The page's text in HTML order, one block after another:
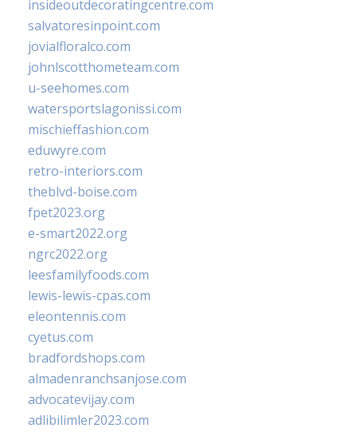
insideoutdecoratingcentre.com
salvatoresinpoint.com
jovialfloralco.com
johnlscotthometeam.com
u-seehomes.com
watersportslagonissi.com
mischieffashion.com
eduwyre.com
retro-interiors.com
theblvd-boise.com
fpet2023.org
e-smart2022.org
ngrc2022.org
leesfamilyfoods.com
lewis-lewis-cpas.com
eleontennis.com
cyetus.com
bradfordshops.com
almadenranchsanjose.com
advocatevijay.com
adlibilimler2023.com